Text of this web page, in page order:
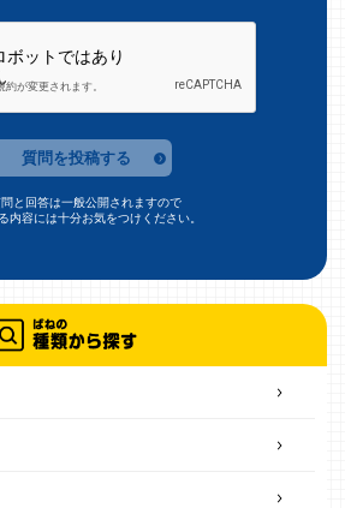
質問を投稿する
と回答は一般公開されますので
内容には十分お気をつけください。